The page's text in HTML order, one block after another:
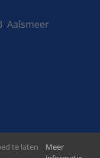
Aalsmeer
| WebDesign
te laten
Meer